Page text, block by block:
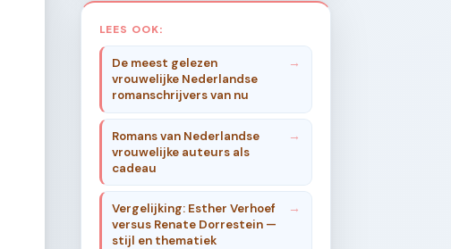
LEES OOK:
De meest gelezen
vrouwelijke Nederlandse
romanschrijvers van nu
Romans van Nederlandse
vrouwelijke auteurs als
cadeau
Vergelijking: Esther Verhoef
versus Renate Dorrestein —
stijl en thematiek